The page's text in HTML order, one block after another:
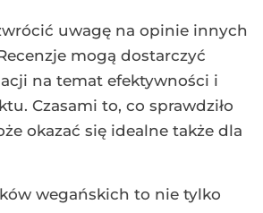
uwagę na opinie innych
mogą dostarczyć
na temat efektywności i
Czasami to, co sprawdziło
okazać się idealne także dla
wegańskich to nie tylko